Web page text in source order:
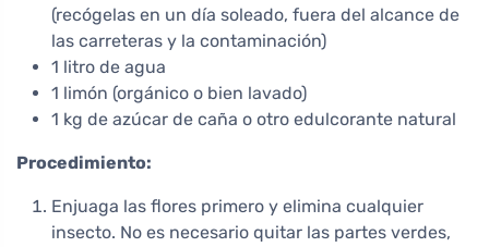
(recógelas en un día soleado, fuera del alcance de
las carreteras y la contaminación)
1 litro de agua
1 limón (orgánico o bien lavado)
1 kg de azúcar de caña o otro edulcorante natural
Procedimiento:
Enjuaga las flores primero y elimina cualquier
insecto. No es necesario quitar las partes verdes,